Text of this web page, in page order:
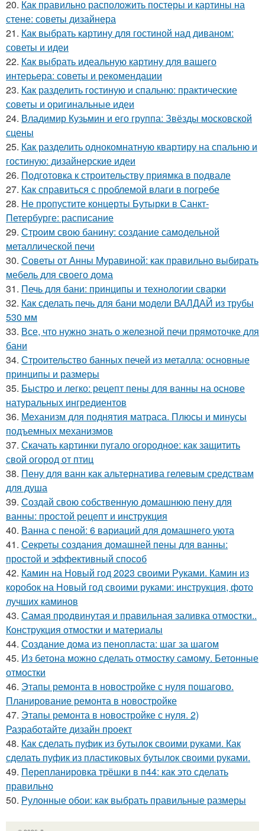
20. Как правильно расположить постеры и картины на
стене: советы дизайнера
21. Как выбрать картину для гостиной над диваном:
советы и идеи
22. Как выбрать идеальную картину для вашего
интерьера: советы и рекомендации
23. Как разделить гостиную и спальню: практические
советы и оригинальные идеи
24. Владимир Кузьмин и его группа: Звёзды московской
сцены
25. Как разделить однокомнатную квартиру на спальню и
гостиную: дизайнерские идеи
26. Подготовка к строительству приямка в подвале
27. Как справиться с проблемой влаги в погребе
28. Не пропустите концерты Бутырки в Санкт-
Петербурге: расписание
29. Строим свою банину: создание самодельной
металлической печи
30. Советы от Анны Муравиной: как правильно выбирать
мебель для своего дома
31. Печь для бани: принципы и технологии сварки
32. Как сделать печь для бани модели ВАЛДАЙ из трубы
530 мм
33. Все, что нужно знать о железной печи прямоточке для
бани
34. Строительство банных печей из металла: основные
принципы и размеры
35. Быстро и легко: рецепт пены для ванны на основе
натуральных ингредиентов
36. Механизм для поднятия матраса. Плюсы и минусы
подъемных механизмов
37. Скачать картинки пугало огородное: как защитить
свой огород от птиц
38. Пену для ванн как альтернатива гелевым средствам
для душа
39. Создай свою собственную домашнюю пену для
ванны: простой рецепт и инструкция
40. Ванна с пеной: 6 вариаций для домашнего уюта
41. Секреты создания домашней пены для ванны:
простой и эффективный способ
42. Камин на Новый год 2023 своими Руками. Камин из
коробок на Новый год своими руками: инструкция, фото
лучших каминов
43. Самая продвинутая и правильная заливка отмостки..
Конструкция отмостки и материалы
44. Создание дома из пенопласта: шаг за шагом
45. Из бетона можно сделать отмостку самому. Бетонные
отмостки
46. Этапы ремонта в новостройке с нуля пошагово.
Планирование ремонта в новостройке
47. Этапы ремонта в новостройке с нуля. 2)
Разработайте дизайн проект
48. Как сделать пуфик из бутылок своими руками. Как
сделать пуфик из пластиковых бутылок своими руками.
49. Перепланировка трёшки в п44: как это сделать
правильно
50. Рулонные обои: как выбрать правильные размеры